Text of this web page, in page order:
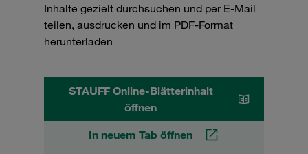
Inhalte gezielt durchsuchen und per E-Mail
teilen, ausdrucken und im PDF-Format
herunterladen
STAUFF Online-Blätterinhalt
öffnen
In neuem Tab öffnen